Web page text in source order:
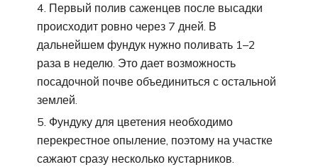
Первый полив саженцев после высадки
происходит ровно через 7 дней. В
дальнейшем фундук нужно поливать 1–2
раза в неделю. Это дает возможность
посадочной почве объединиться с остальной
землей.
Фундуку для цветения необходимо
перекрестное опыление, поэтому на участке
сажают сразу несколько кустарников.